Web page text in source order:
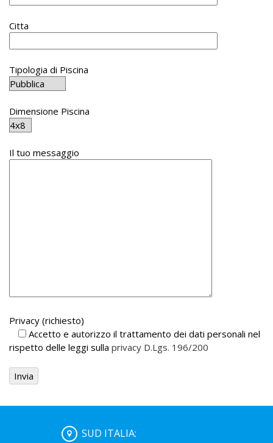
Citta
Tipologia di Piscina
Dimensione Piscina
Il tuo messaggio
Privacy (richiesto)
Accetto e autorizzo il trattamento dei dati personali nel
rispetto delle leggi sulla privacy D.Lgs. 196/200
SUD ITALIA: